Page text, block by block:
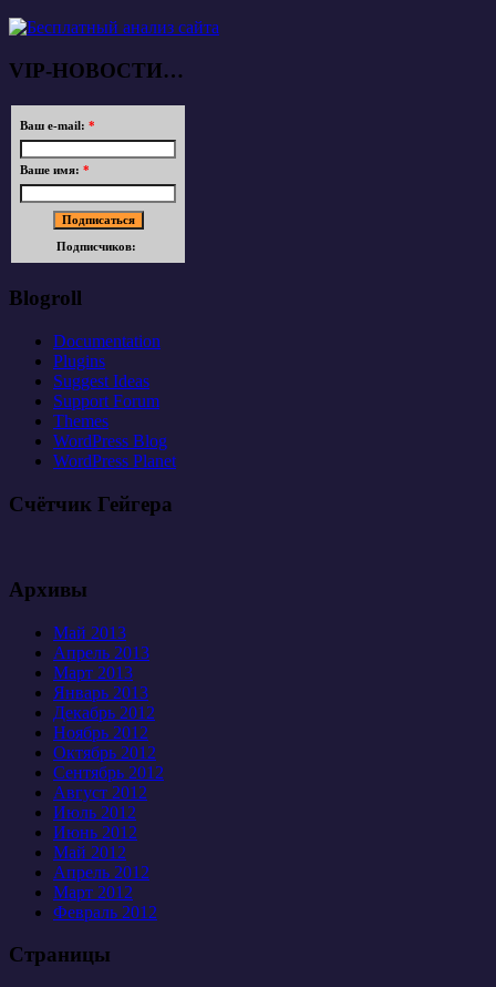
VIP-НОВОСТИ…
Ваш e-mail: *
Ваше имя: *
Подписчиков:
Blogroll
Documentation
Plugins
Suggest Ideas
Support Forum
Themes
WordPress Blog
WordPress Planet
Счётчик Гейгера
Архивы
Май 2013
Апрель 2013
Март 2013
Январь 2013
Декабрь 2012
Ноябрь 2012
Октябрь 2012
Сентябрь 2012
Август 2012
Июль 2012
Июнь 2012
Май 2012
Апрель 2012
Март 2012
Февраль 2012
Страницы